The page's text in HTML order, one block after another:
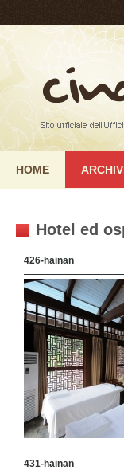
HOME
Hotel ed
426-hainan
431-hainan